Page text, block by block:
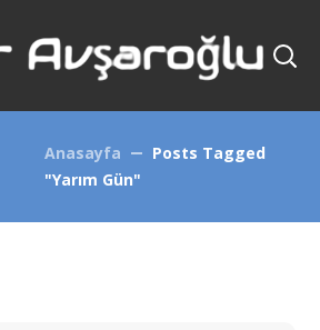
Anasayfa
Posts Tagged
"Yarım Gün"